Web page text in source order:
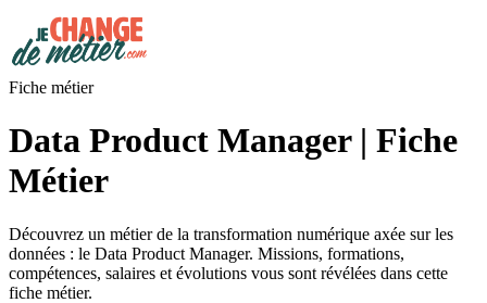
Fiche métier
Data Product Manager | Fiche
Métier
Découvrez un métier de la transformation numérique axée sur les
données : le Data Product Manager. Missions, formations,
compétences, salaires et évolutions vous sont révélées dans cette
fiche métier.